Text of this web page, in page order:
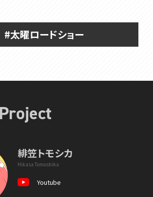
#太曜ロードショー
緋笠トモシカ
Hikasa Tomoshika
Youtube